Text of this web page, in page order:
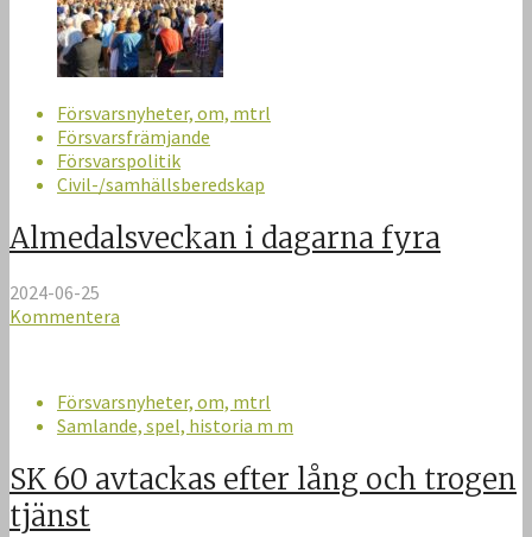
Försvarsnyheter, om, mtrl
Försvarsfrämjande
Försvarspolitik
Civil-/samhällsberedskap
Almedalsveckan i dagarna fyra
2024-06-25
Kommentera
Försvarsnyheter, om, mtrl
Samlande, spel, historia m m
SK 60 avtackas efter lång och trogen
tjänst